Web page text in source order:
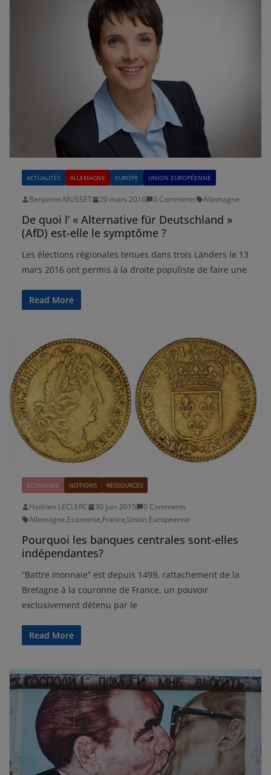
ACTUALITÉS ALLEMAGNE EUROPE UNION EUROPÉENNE
Benjamin MUSSET 20 mars 2016 0 Comments Allemagne
De quoi l’ « Alternative für Deutschland »
(AfD) est-elle le symptôme ?
Les élections régionales tenues dans trois Länders le 13
mars 2016 ont permis à la droite populiste de faire une
Read More
ECONOMIE NOTIONS RESSOURCES
Hadrien LECLERC 30 juin 2015
0 Comments
Allemagne,Economie,France,Union Européenne
Pourquoi les banques centrales sont-elles
indépendantes?
“Battre monnaie” est depuis 1499, rattachement de la
Bretagne à la couronne de France, un pouvoir
exclusivement détenu par le
Read More